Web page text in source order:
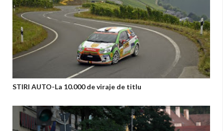
STIRI AUTO-La 10.000 de viraje de titlu